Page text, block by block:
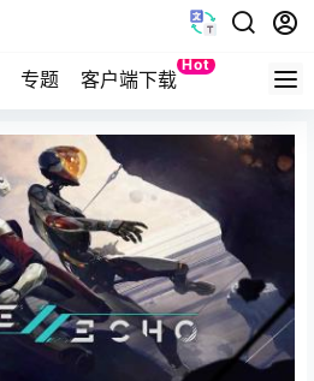
专题 客户端下载
Hot
Quest